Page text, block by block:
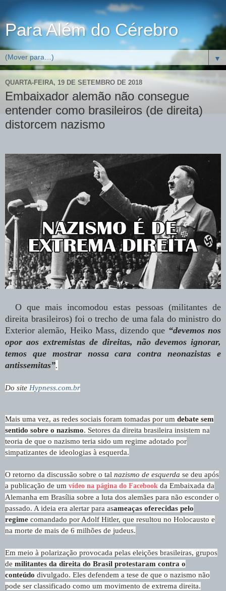
Para Além do Cérebro
▼
QUARTA-FEIRA, 19 DE SETEMBRO DE 2018
Embaixador alemão não consegue
entender como brasileiros (de direita)
distorcem nazismo
O que mais incomodou estas pessoas (militantes de
direita brasileiros) foi o trecho de uma fala do ministro do
Exterior alemão, Heiko Mass, dizendo que “devemos nos
opor aos extremistas de direitas, não devemos ignorar,
temos que mostrar nossa cara contra neonazistas e
antissemitas”.
Do site Hypness.com.br
Mais uma vez, as redes sociais foram tomadas por um debate sem
sentido sobre o nazismo. Setores da direita brasileira insistem na
teoria de que o nazismo teria sido um regime adotado por
simpatizantes de ideologias à esquerda.
O retorno da discussão sobre o tal nazismo de esquerda se deu após
a publicação de um vídeo na página do Facebook da Embaixada da
Alemanha em Brasília sobre a luta dos alemães para não esconder o
passado. A ideia era alertar para asameaças oferecidas pelo
regime comandado por Adolf Hitler, que resultou no Holocausto e
na morte de mais de 6 milhões de judeus.
Em meio à polarização provocada pelas eleições brasileiras, grupos
de militantes da direita do Brasil protestaram contra o
conteúdo divulgado. Eles defendem a tese de que o nazismo não
pode ser classificado como um movimento de extrema direita.